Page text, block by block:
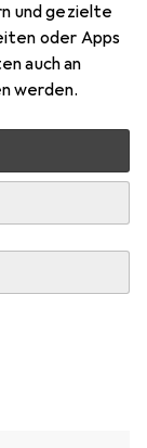
und gezielte
oder Apps
auch an
werden.